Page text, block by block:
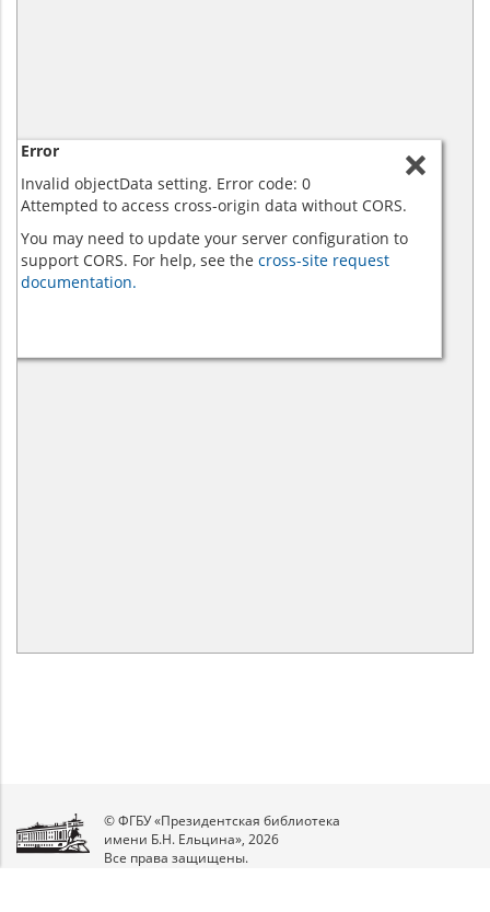
Error
Invalid objectData setting. Error code: 0
Attempted to access cross-origin data without CORS.
You may need to update your server configuration to
support CORS. For help, see the cross-site request
documentation.
© ФГБУ «Президентская библиотека
имени Б.Н. Ельцина», 2026
Все права защищены.